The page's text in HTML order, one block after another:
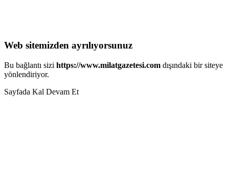
Web sitemizden ayrılıyorsunuz
Bu bağlantı sizi https://www.milatgazetesi.com dışındaki bir siteye
yönlendiriyor.
Sayfada Kal Devam Et